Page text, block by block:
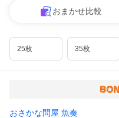
おまかせ比較
25枚 35枚
おさかな問屋 魚奏